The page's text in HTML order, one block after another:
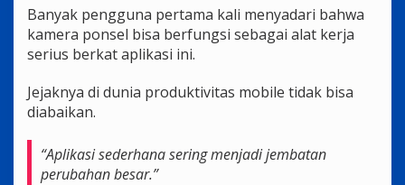
Banyak pengguna pertama kali menyadari bahwa
kamera ponsel bisa berfungsi sebagai alat kerja
serius berkat aplikasi ini.
Jejaknya di dunia produktivitas mobile tidak bisa
diabaikan.
“Aplikasi sederhana sering menjadi jembatan
perubahan besar.”